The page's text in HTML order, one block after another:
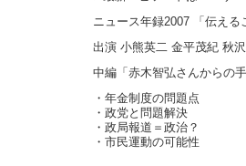
ニュース年録2007 「伝える
出演 小熊英二 金平茂紀 秋
中編「赤木智弘さんからの
・年金制度の問題点
・政党と問題解決
・政局報道＝政治？
・市民運動の可能性